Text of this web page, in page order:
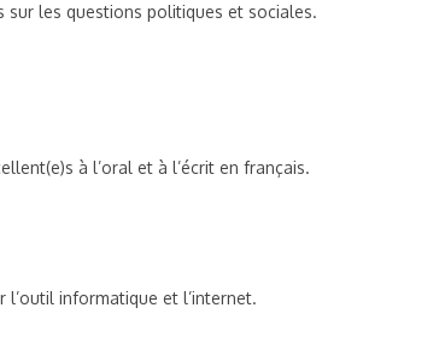
sur les questions politiques et sociales.
à l’oral et à l’écrit en français.
l’outil informatique et l’internet.